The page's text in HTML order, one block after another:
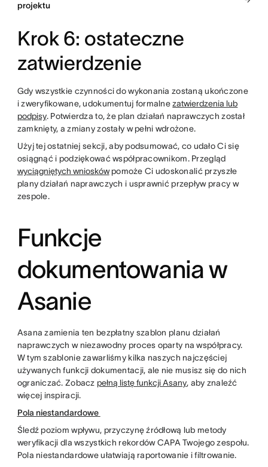
projektu
Krok 6: ostateczne
zatwierdzenie
Gdy wszystkie czynności do wykonania zostaną ukończone
i zweryfikowane, udokumentuj formalnezatwierdzenia lub
podpisy. Potwierdza to, że plan działań naprawczych został
zamknięty, a zmiany zostały w pełni wdrożone.
Użyj tej ostatniej sekcji, aby podsumować, co udało Ci się
osiągnąć i podziękować współpracownikom. Przegląd
wyciągniętych wnioskówpomoże Ci udoskonalić przyszłe
plany działań naprawczych i usprawnić przepływ pracy w
zespole.
Funkcje
dokumentowania w
Asanie
Asana zamienia ten bezpłatny szablon planu działań
naprawczych w niezawodny proces oparty na współpracy.
W tym szablonie zawarliśmy kilka naszych najczęściej
używanych funkcji dokumentacji, ale nie musisz się do nich
ograniczać. Zobacz pełną listę funkcji Asany, aby znaleźć
więcej inspiracji.
Pola niestandardowe
Śledź poziom wpływu, przyczynę źródłową lub metody
weryfikacji dla wszystkich rekordów CAPA Twojego zespołu.
Pola niestandardowe ułatwiają raportowanie i filtrowanie.